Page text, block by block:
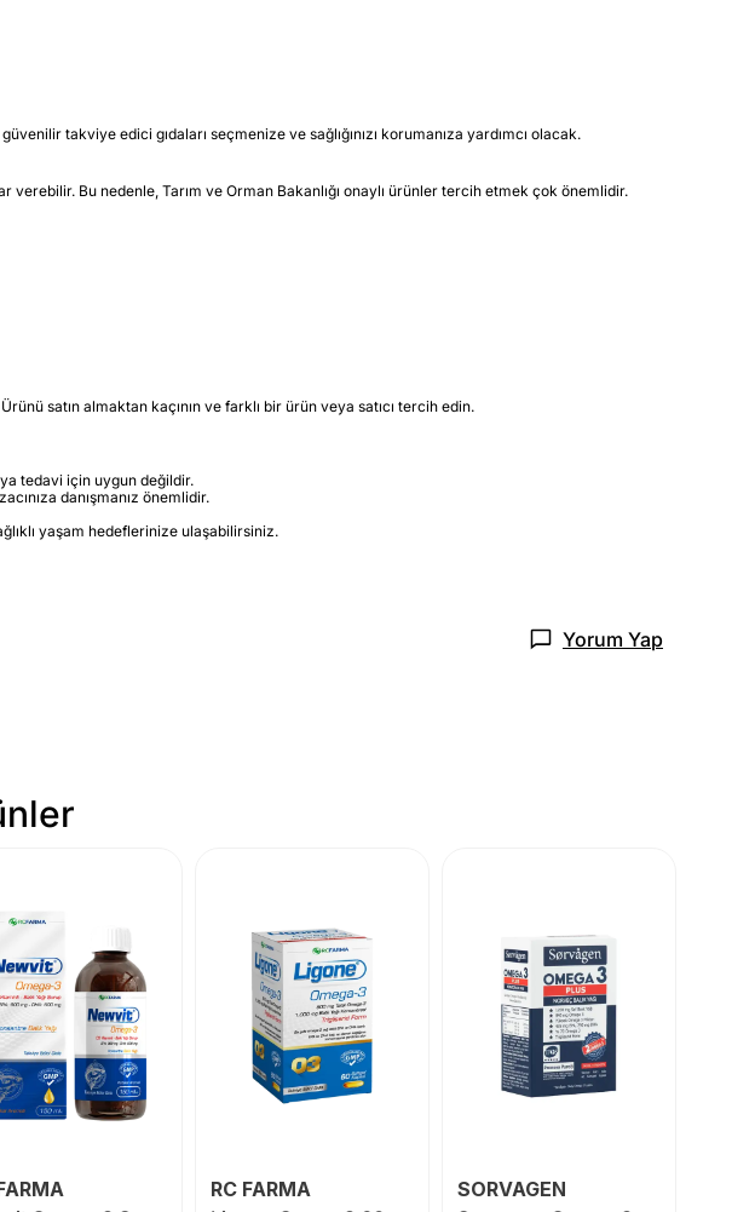
takviye edici gıdaları seçmenize ve sağlığınızı korumanıza yardımcı olacak.
verebilir. Bu nedenle, Tarım ve Orman Bakanlığı onaylı ürünler tercih etmek çok önemlidir.
satın almaktan kaçının ve farklı bir ürün veya satıcı tercih edin.
tedavi için uygun değildir.
danışmanız önemlidir.
yaşam hedeflerinize ulaşabilirsiniz.
Yorum Yap
RC FARMA
SORVAGEN